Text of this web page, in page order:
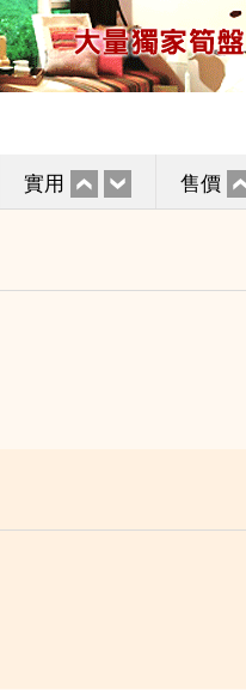
實用 售價